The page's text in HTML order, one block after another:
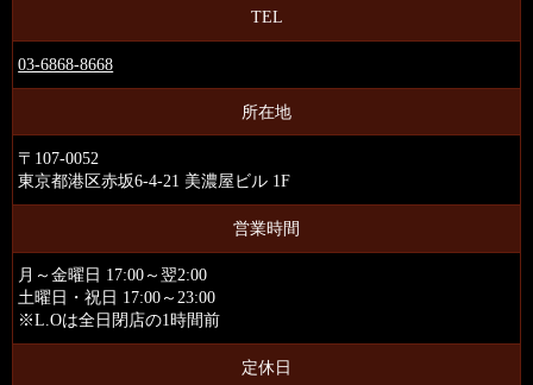
TEL
03-6868-8668
所在地
〒107-0052
東京都港区赤坂6-4-21 美濃屋ビル 1F
営業時間
月～金曜日 17:00～翌2:00
土曜日・祝日 17:00～23:00
※L.Oは全日閉店の1時間前
定休日